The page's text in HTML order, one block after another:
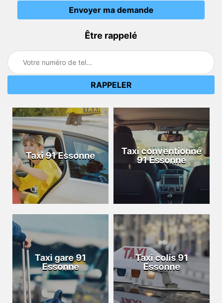
Être rappelé
Taxi 91 Essonne
Taxi conventionné
91 Essonne
Taxi gare 91
Essonne
Taxi colis 91
Essonne